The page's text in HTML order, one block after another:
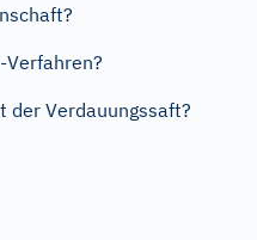
Verfahren?
der Verdauungssaft?